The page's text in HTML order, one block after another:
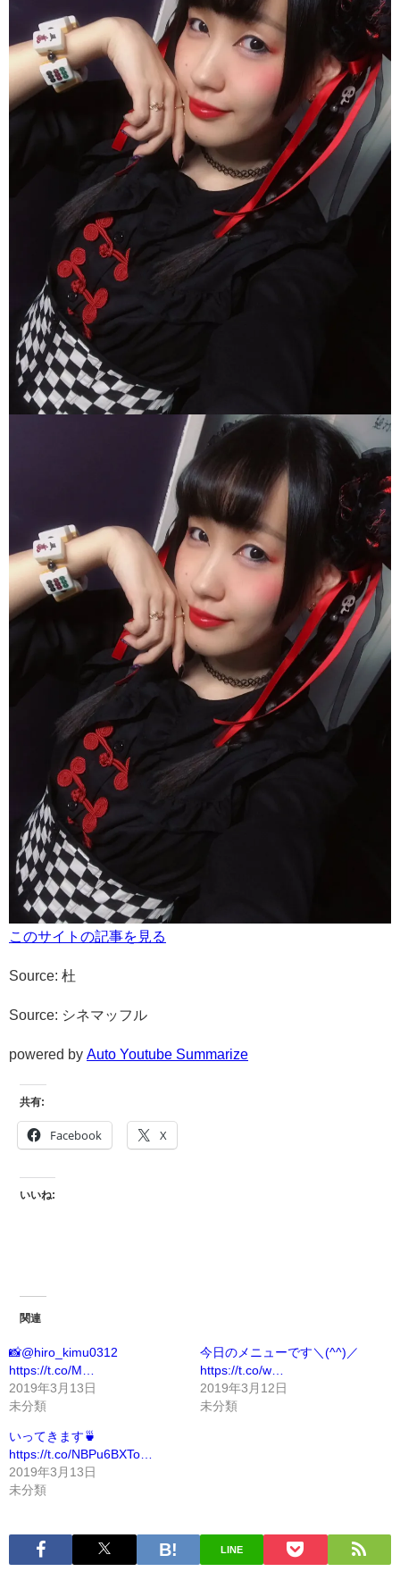
このサイトの記事を見る
Source: 杜
Source: シネマッフル
powered by Auto Youtube Summarize
共有:
Facebook X
いいね:
関連
📸@hiro_kimu0312
https://t.co/M…
2019年3月13日
未分類
今日のメニューです＼(^^)／
https://t.co/w…
2019年3月12日
未分類
いってきます🍵
https://t.co/NBPu6BXTo…
2019年3月13日
未分類
LINE